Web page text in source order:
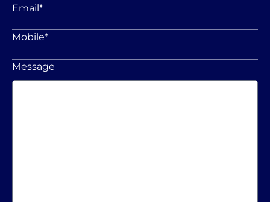
Email*
Mobile*
Message